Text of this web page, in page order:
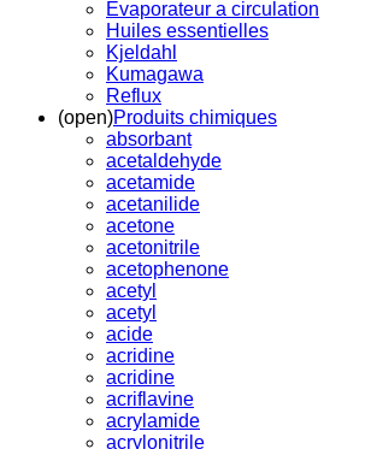
Evaporateur a circulation
Huiles essentielles
Kjeldahl
Kumagawa
Reflux
(open)Produits chimiques
absorbant
acetaldehyde
acetamide
acetanilide
acetone
acetonitrile
acetophenone
acetyl
acetyl
acide
acridine
acridine
acriflavine
acrylamide
acrylonitrile